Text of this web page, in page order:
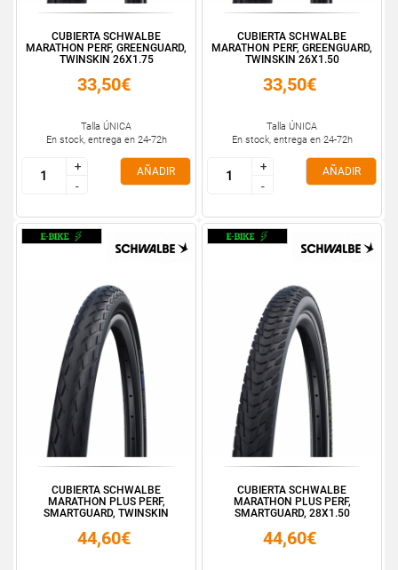
CUBIERTA SCHWALBE
MARATHON PERF, GREENGUARD,
TWINSKIN 26X1.75
33,50€
Talla ÚNICA
En stock, entrega en 24-72h
+
-
+
-
AÑADIR
CUBIERTA SCHWALBE
MARATHON PERF, GREENGUARD,
TWINSKIN 26X1.50
33,50€
Talla ÚNICA
En stock, entrega en 24-72h
+
-
+
-
AÑADIR
CUBIERTA SCHWALBE
MARATHON PLUS PERF,
SMARTGUARD, TWINSKIN
44,60€
CUBIERTA SCHWALBE
MARATHON PLUS PERF,
SMARTGUARD, 28X1.50
44,60€